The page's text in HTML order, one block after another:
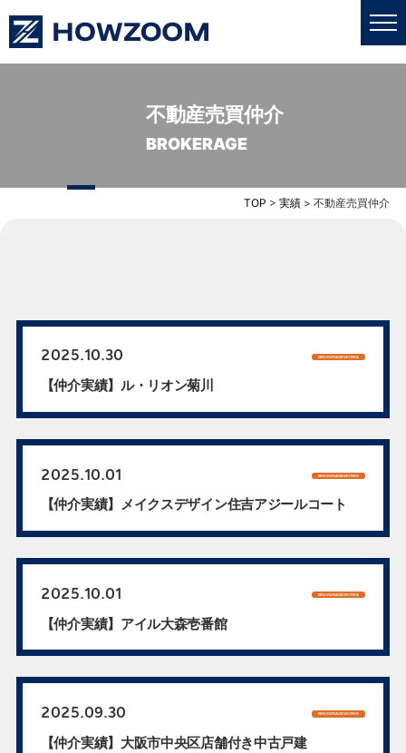
私たちについて
お問い合わせ
不動産売買仲介
BROKERAGE
TOP >実績 >不動産売買仲介
2025.10.30 BROKERAGEWORKS
【仲介実績】ル・リオン菊川
2025.10.01 BROKERAGEWORKS
【仲介実績】メイクスデザイン住吉アジールコート
2025.10.01 BROKERAGEWORKS
【仲介実績】アイル大森壱番館
2025.09.30 BROKERAGEWORKS
【仲介実績】大阪市中央区店舗付き中古戸建